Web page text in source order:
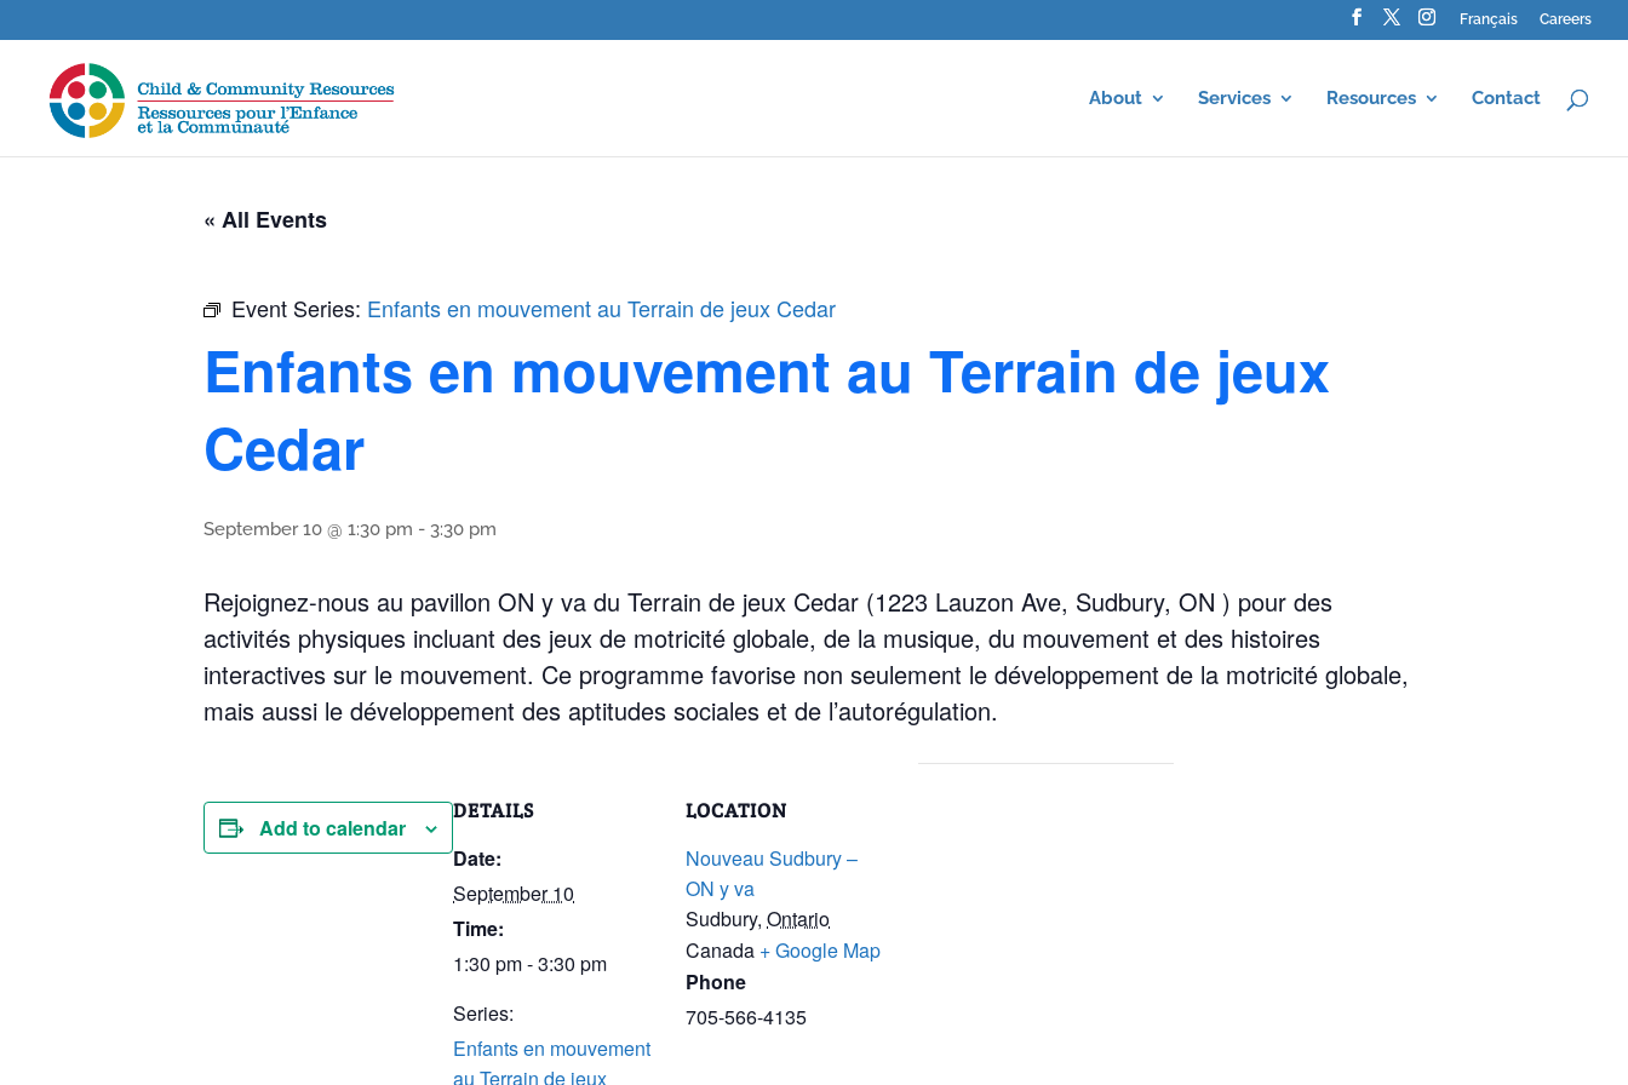
Français Careers
About Services Resources Contact
« All Events
Event Series: Enfants en mouvement au Terrain de jeux Cedar
Enfants en mouvement au Terrain de jeux
Cedar
September 10 @ 1:30 pm - 3:30 pm
Rejoignez-nous au pavillon ON y va du Terrain de jeux Cedar (1223 Lauzon Ave, Sudbury, ON ) pour des
activités physiques incluant des jeux de motricité globale, de la musique, du mouvement et des histoires
interactives sur le mouvement. Ce programme favorise non seulement le développement de la motricité globale,
mais aussi le développement des aptitudes sociales et de l’autorégulation.
Add to calendar
DETAILS
Date:
September 10
Time:
1:30 pm - 3:30 pm
Series:
Enfants en mouvement
au Terrain de jeux
LOCATION
Nouveau Sudbury –
ON y va
Sudbury, Ontario
Canada + Google Map
Phone
705-566-4135